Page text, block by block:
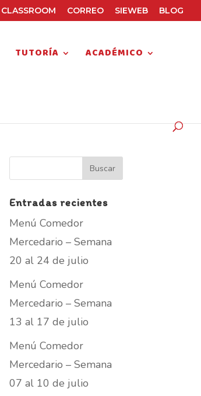
CLASSROOM CORREO SIEWEB BLOG
TUTORÍA ACADÉMICO
Entradas recientes
Menú Comedor
Mercedario – Semana
20 al 24 de julio
Menú Comedor
Mercedario – Semana
13 al 17 de julio
Menú Comedor
Mercedario – Semana
07 al 10 de julio